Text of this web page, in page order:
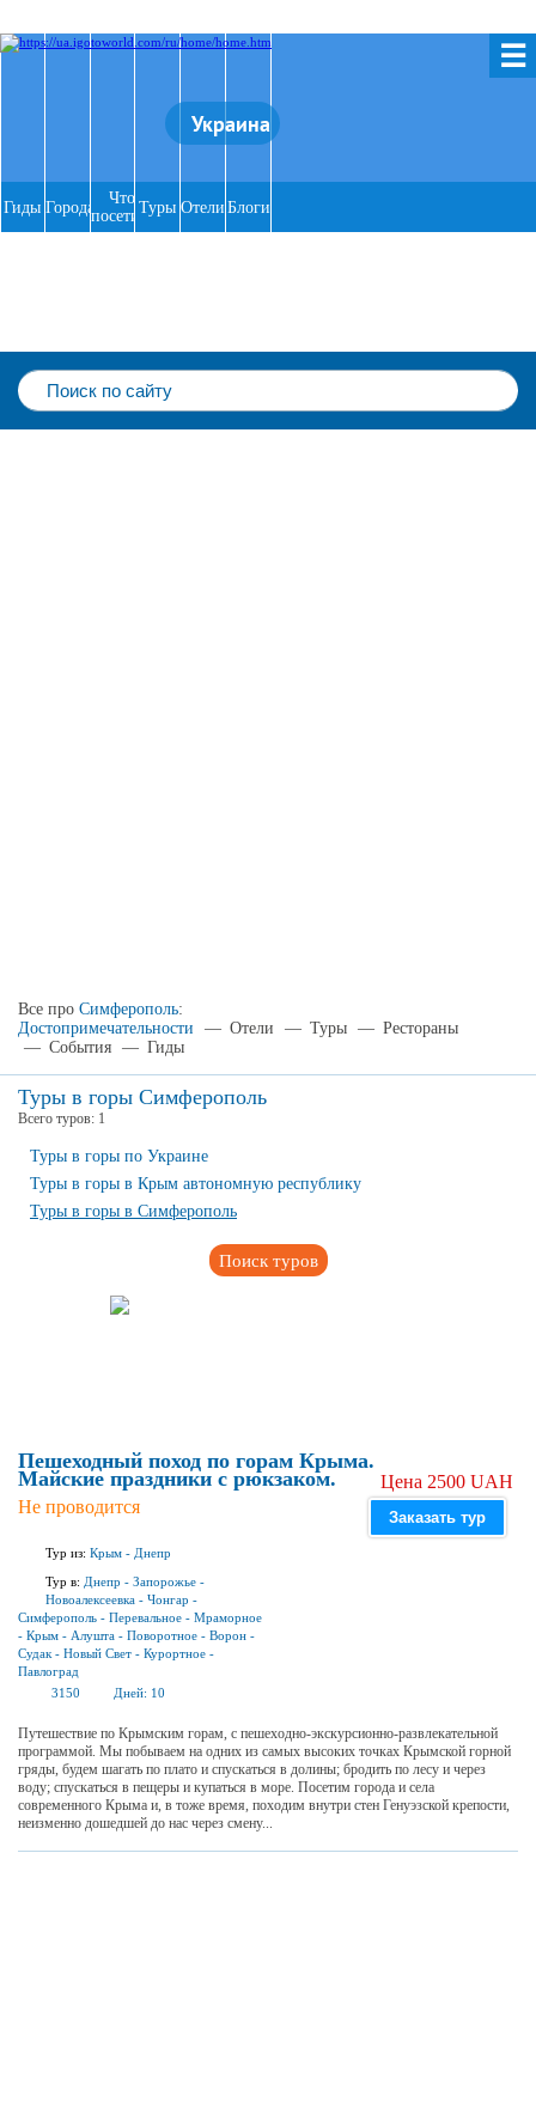
☰
Украина
Гиды Города
Что
посетитьТуры Отели Блоги
Все про Симферополь:
Достопримечательности
— Отели — Туры — Рестораны
— События — Гиды
Туры в горы Симферополь
Всего туров: 1
Туры в горы по Украине
Туры в горы в Крым автономную республику
Туры в горы в Симферополь
Поиск туров
Пешеходный поход по горам Крыма.
Майские праздники с рюкзаком.
Не проводится
Тур из: Крым - Днепр
Тур в: Днепр - Запорожье -
Новоалексеевка - Чонгар -
Симферополь - Перевальное - Мраморное
- Крым - Алушта - Поворотное - Ворон -
Судак - Новый Свет - Курортное -
Павлоград
3150
Дней: 10
Цена 2500 UAH
Заказать тур
Путешествие по Крымским горам, с пешеходно-экскурсионно-развлекательной
программой. Мы побываем на одних из самых высоких точках Крымской горной
гряды, будем шагать по плато и спускаться в долины; бродить по лесу и через
воду; спускаться в пещеры и купаться в море. Посетим города и села
современного Крыма и, в тоже время, походим внутри стен Генуэзской крепости,
неизменно дошедшей до нас через смену...